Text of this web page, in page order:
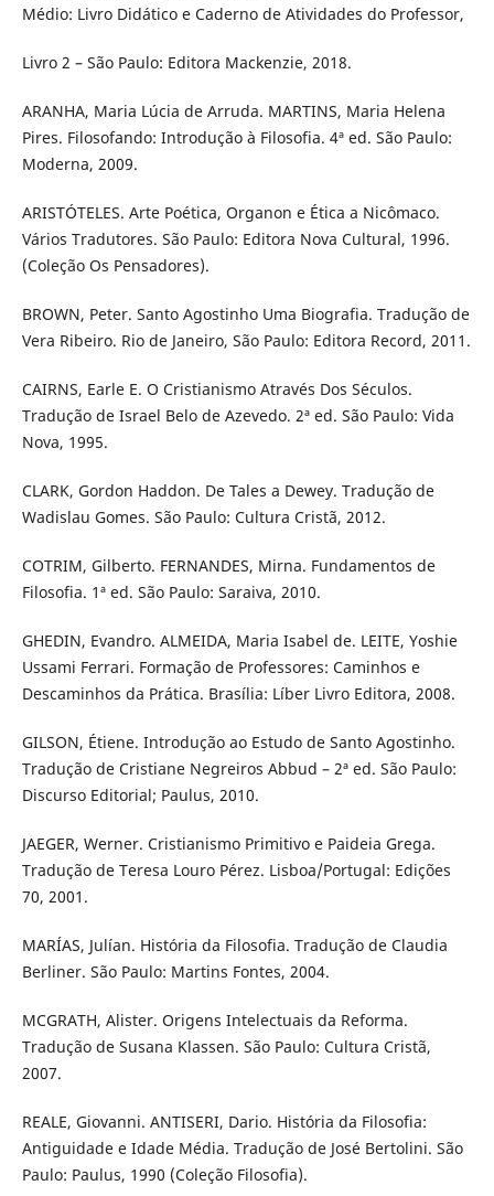
Médio: Livro Didático e Caderno de Atividades do Professor,
Livro 2 – São Paulo: Editora Mackenzie, 2018.
ARANHA, Maria Lúcia de Arruda. MARTINS, Maria Helena
Pires. Filosofando: Introdução à Filosofia. 4ª ed. São Paulo:
Moderna, 2009.
ARISTÓTELES. Arte Poética, Organon e Ética a Nicômaco.
Vários Tradutores. São Paulo: Editora Nova Cultural, 1996.
(Coleção Os Pensadores).
BROWN, Peter. Santo Agostinho Uma Biografia. Tradução de
Vera Ribeiro. Rio de Janeiro, São Paulo: Editora Record, 2011.
CAIRNS, Earle E. O Cristianismo Através Dos Séculos.
Tradução de Israel Belo de Azevedo. 2ª ed. São Paulo: Vida
Nova, 1995.
CLARK, Gordon Haddon. De Tales a Dewey. Tradução de
Wadislau Gomes. São Paulo: Cultura Cristã, 2012.
COTRIM, Gilberto. FERNANDES, Mirna. Fundamentos de
Filosofia. 1ª ed. São Paulo: Saraiva, 2010.
GHEDIN, Evandro. ALMEIDA, Maria Isabel de. LEITE, Yoshie
Ussami Ferrari. Formação de Professores: Caminhos e
Descaminhos da Prática. Brasília: Líber Livro Editora, 2008.
GILSON, Étiene. Introdução ao Estudo de Santo Agostinho.
Tradução de Cristiane Negreiros Abbud – 2ª ed. São Paulo:
Discurso Editorial; Paulus, 2010.
JAEGER, Werner. Cristianismo Primitivo e Paideia Grega.
Tradução de Teresa Louro Pérez. Lisboa/Portugal: Edições
70, 2001.
MARÍAS, Julían. História da Filosofia. Tradução de Claudia
Berliner. São Paulo: Martins Fontes, 2004.
MCGRATH, Alister. Origens Intelectuais da Reforma.
Tradução de Susana Klassen. São Paulo: Cultura Cristã,
2007.
REALE, Giovanni. ANTISERI, Dario. História da Filosofia:
Antiguidade e Idade Média. Tradução de José Bertolini. São
Paulo: Paulus, 1990 (Coleção Filosofia).